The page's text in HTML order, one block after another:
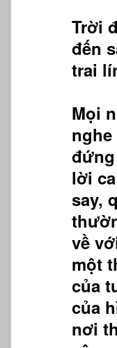
Trời
đến
trai
Mọi
lời
say,
về
một
của
của
nơi